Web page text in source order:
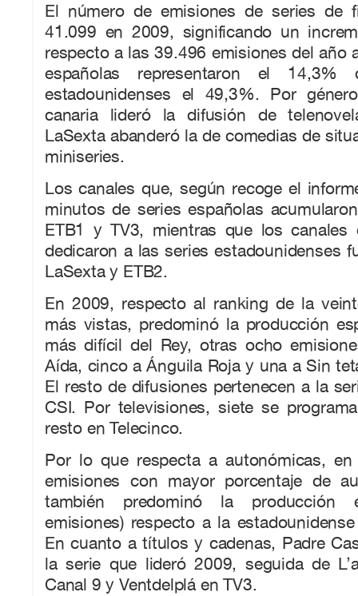
El número de emisiones de series de
41.099 en 2009, significando un
respecto a las 39.496 emisiones del año
españolas representaron el
estadounidenses el 49,3%. Por
canaria lideró la difusión de
LaSexta abanderó la de comedias de
miniseries.
Los canales que, según recoge el
minutos de series españolas
ETB1 y TV3, mientras que los canales
dedicaron a las series estadounidenses
LaSexta y ETB2.
En 2009, respecto al ranking de la
más vistas, predominó la producción
más difícil del Rey, otras ocho
Aída, cinco a Ánguila Roja y una a Sin
El resto de difusiones pertenecen a la
CSI. Por televisiones, siete se
resto en Telecinco.
Por lo que respecta a autonómicas,
emisiones con mayor porcentaje de
también predominó la producción
emisiones) respecto a la
En cuanto a títulos y cadenas, Padre
la serie que lideró 2009, seguida de
Canal 9 y Ventdelplá en TV3.